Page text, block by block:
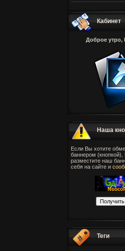
Кабинет
Доброе утро,
Наша
Если Вы хотите
баннером
разместите наш
себя на сайте и
Теги